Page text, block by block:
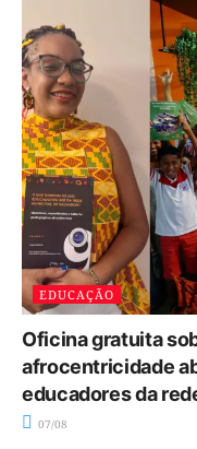
EDUCAÇÃO
Oficina gratuita
afrocentricidade
educadores da
07/08